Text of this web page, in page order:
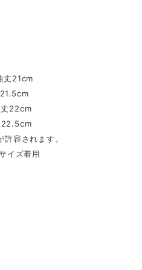
丈21cm
22cm
22.5cm
容されます。
イズ着用